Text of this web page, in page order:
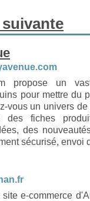
suivante
propose un
pour mettre du
vous un univers
des fiches
des
sécurisé, envoi
e-commerce